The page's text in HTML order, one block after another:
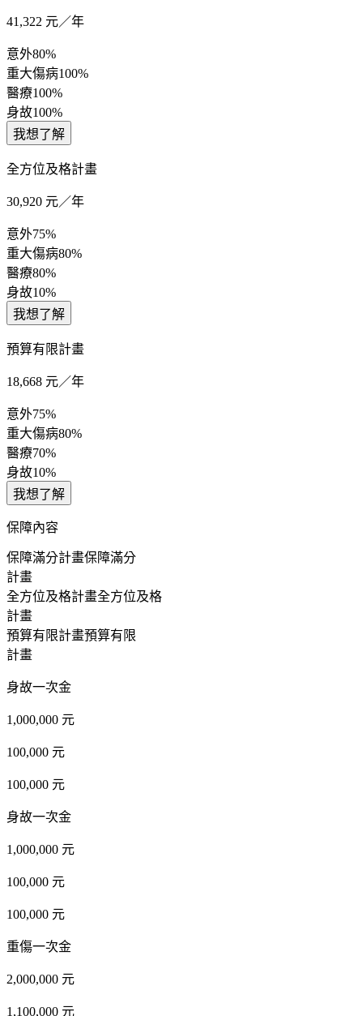
41,322 元／年
意外80%
重大傷病100%
醫療100%
身故100%
我想了解
全方位及格計畫
30,920 元／年
意外75%
重大傷病80%
醫療80%
身故10%
我想了解
預算有限計畫
18,668 元／年
意外75%
重大傷病80%
醫療70%
身故10%
我想了解
保障內容
保障滿分計畫保障滿分
計畫
全方位及格計畫全方位及格
計畫
預算有限計畫預算有限
計畫
身故一次金
1,000,000 元
100,000 元
100,000 元
身故一次金
1,000,000 元
100,000 元
100,000 元
重傷一次金
2,000,000 元
1,100,000 元